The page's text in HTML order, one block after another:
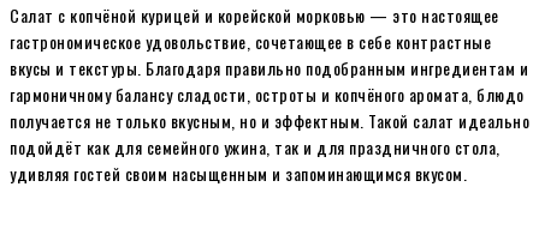
Салат с копчёной курицей и корейской морковью — это настоящее
гастрономическое удовольствие, сочетающее в себе контрастные
вкусы и текстуры. Благодаря правильно подобранным ингредиентам и
гармоничному балансу сладости, остроты и копчёного аромата, блюдо
получается не только вкусным, но и эффектным. Такой салат идеально
подойдёт как для семейного ужина, так и для праздничного стола,
удивляя гостей своим насыщенным и запоминающимся вкусом.